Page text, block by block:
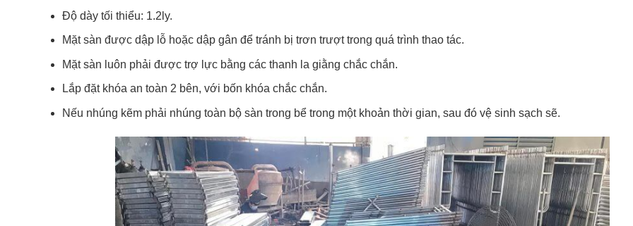
Độ dày tối thiểu: 1.2ly.
Mặt sàn được dập lỗ hoặc dập gân để tránh bị trơn trượt trong quá trình thao tác.
Mặt sàn luôn phải được trợ lực bằng các thanh la giằng chắc chắn.
Lắp đặt khóa an toàn 2 bên, với bốn khóa chắc chắn.
Nếu nhúng kẽm phải nhúng toàn bộ sàn trong bể trong một khoản thời gian, sau đó vệ sinh sạch sẽ.